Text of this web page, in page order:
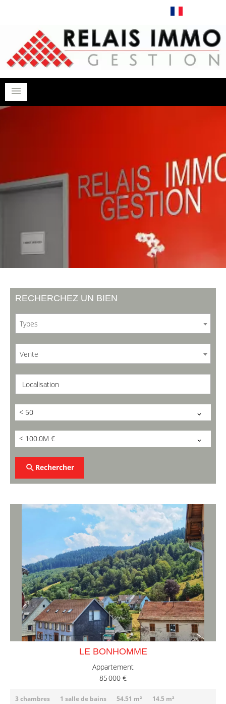
RECHERCHEZ UN BIEN
Types
Vente
Localisation
< 50
< 100.0M €
Rechercher
LE BONHOMME
Appartement
85 000 €
3 chambres 1 salle de bains 54.51 m² 14.5 m²